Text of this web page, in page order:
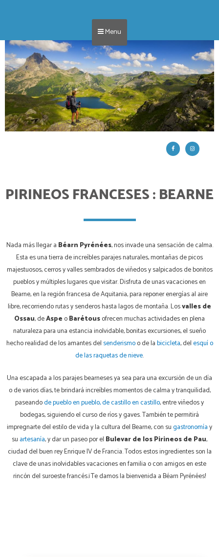
Menu
PIRINEOS FRANCESES : BEARNE
Nada más llegar a Béarn Pyrénées, nos invade una sensación de calma.
Esta es una tierra de increíbles parajes naturales, montañas de picos
majestuosos, cerros y valles sembrados de viñedos y salpicados de bonitos
pueblos y múltiples lugares que visitar. Disfruta de unas vacaciones en
Bearne, en la región francesa de Aquitania, para reponer energías al aire
libre, recorriendo rutas y senderos hasta lagos de montaña. Losvalles de
Ossau, deAspe oBarétousofrecen muchas actividades en plena
naturaleza para una estancia inolvidable, bonitas excursiones, el sueño
hecho realidad de los amantes del senderismoo de labicicleta, delesquí o
de las raquetas de nieve.
Una escapada a los parajes bearneses ya sea para una excursión de un día
o de varios días, te brindará increíbles momentos de calma y tranquilidad,
paseandode pueblo en pueblo, de castillo en castillo, entre viñedos y
bodegas, siguiendo el curso de ríos y gaves. También te permitirá
impregnarte del estilo de vida y la cultura del Bearne, con sugastronomíay
su artesanía, y dar un paseo por el Bulevar de los Pirineos de Pau,
ciudad del buen rey Enrique IV de Francia. Todos estos ingredientes son la
clave de unas inolvidables vacaciones en familia o con amigos en este
rincón del suroeste francés.¡ Te damos la bienvenida a Béarn Pyrénées!